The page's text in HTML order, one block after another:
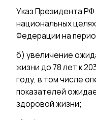
Указ Президента РФ
национальных
Федерации на
б) увеличение
жизни до 78 лет к
году, в том числе
показателей
здоровой жизни;